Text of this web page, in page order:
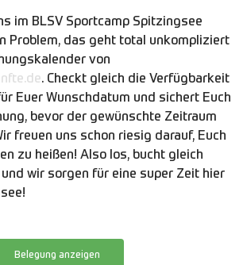
im BLSV Sportcamp Spitzingsee
Problem, das geht total unkompliziert
von
. Checkt gleich die Verfügbarkeit
Euer Wunschdatum und sichert Euch
bevor der gewünschte Zeitraum
freuen uns schon riesig darauf, Euch
zu heißen! Also los, bucht gleich
wir sorgen für eine super Zeit hier
Belegung anzeigen